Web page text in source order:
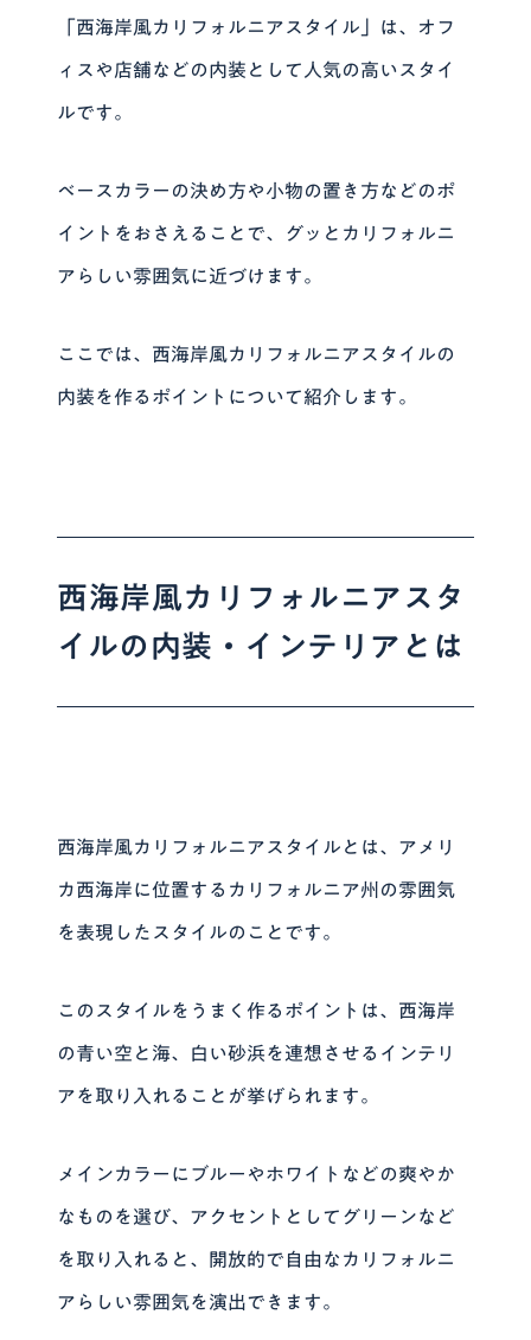
「西海岸風カリフォルニアスタイル」は、オフ
ィスや店舗などの内装として人気の高いスタイ
ルです。
ベースカラーの決め方や小物の置き方などのポ
イントをおさえることで、グッとカリフォルニ
アらしい雰囲気に近づけます。
ここでは、西海岸風カリフォルニアスタイルの
内装を作るポイントについて紹介します。
西海岸風カリフォルニアスタ
イルの内装・インテリアとは
西海岸風カリフォルニアスタイルとは、アメリ
カ西海岸に位置するカリフォルニア州の雰囲気
を表現したスタイルのことです。
このスタイルをうまく作るポイントは、西海岸
の青い空と海、白い砂浜を連想させるインテリ
アを取り入れることが挙げられます。
メインカラーにブルーやホワイトなどの爽やか
なものを選び、アクセントとしてグリーンなど
を取り入れると、開放的で自由なカリフォルニ
アらしい雰囲気を演出できます。